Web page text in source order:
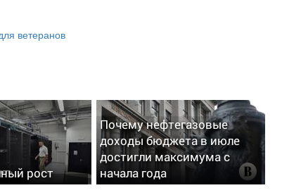
ветеранов
рост
Почему нефтегазовые
доходы бюджета в июле
достигли максимума с
начала года